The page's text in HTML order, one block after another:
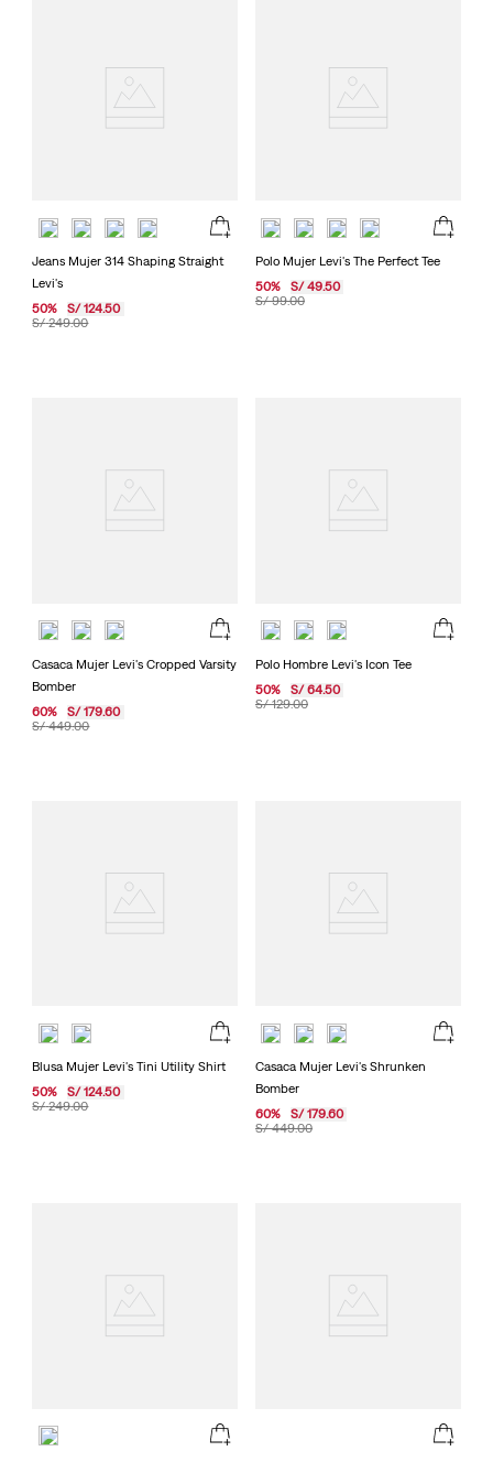
Jeans Mujer 314 Shaping Straight
Levi's
S/ 249.00
50% S/ 124.50
Polo Mujer Levi's The Perfect Tee
S/ 99.00
50% S/ 49.50
Casaca Mujer Levi's Cropped Varsity
Bomber
S/ 449.00
60% S/ 179.60
Polo Hombre Levi's Icon Tee
S/ 129.00
50% S/ 64.50
Blusa Mujer Levi's Tini Utility Shirt
S/ 249.00
50% S/ 124.50
Casaca Mujer Levi's Shrunken
Bomber
S/ 449.00
60% S/ 179.60